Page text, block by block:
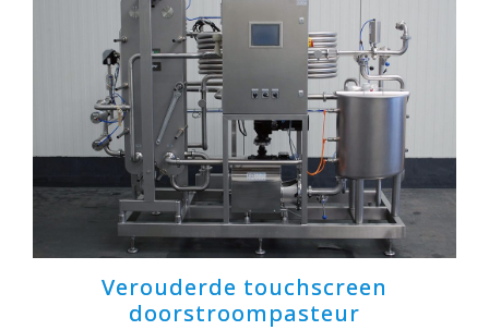
Verouderde touchscreen
doorstroompasteur